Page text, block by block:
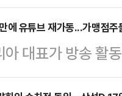
한 메시…
경 여사를 조세포
막판 지지층 결집
의힘은 대선을 사
담패설 …
정부의 미분양 대
한계를 넘어섰다
부동산 시장이 관
고 있다.1일 국토
에 유튜브 재가동...가맹점주
아 대표가 방송 활
상을 공개했다.1